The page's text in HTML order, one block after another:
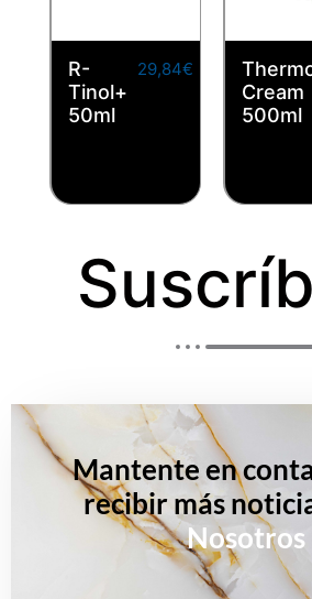
R-
Tinol+
50ml
29,84€
Cream
500ml
Mantente en
recibir más
Nosotros